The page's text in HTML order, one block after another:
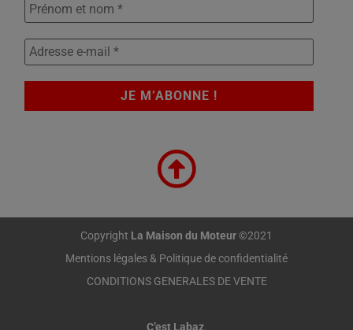
Copyright La Maison du Moteur©2021
Mentions légales & Politique de confidentialité
CONDITIONS GENERALES DE VENTE
C’est Labaz.